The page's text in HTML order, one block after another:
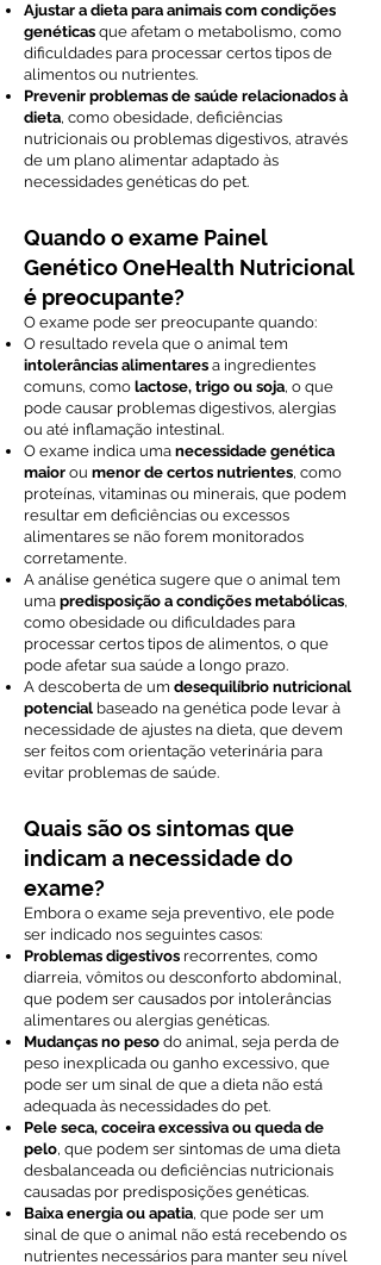
Ajustar a dieta para animais com condições
genéticas que afetam o metabolismo, como
dificuldades para processar certos tipos de
alimentos ou nutrientes.
Prevenir problemas de saúde relacionados à
dieta, como obesidade, deficiências
nutricionais ou problemas digestivos, através
de um plano alimentar adaptado às
necessidades genéticas do pet.
Quando o exame Painel
Genético OneHealth Nutricional
é preocupante?
O exame pode ser preocupante quando:
O resultado revela que o animal tem
intolerâncias alimentares a ingredientes
comuns, como lactose, trigo ou soja, o que
pode causar problemas digestivos, alergias
ou até inflamação intestinal.
O exame indica uma necessidade genética
maior ou menor de certos nutrientes, como
proteínas, vitaminas ou minerais, que podem
resultar em deficiências ou excessos
alimentares se não forem monitorados
corretamente.
A análise genética sugere que o animal tem
uma predisposição a condições metabólicas,
como obesidade ou dificuldades para
processar certos tipos de alimentos, o que
pode afetar sua saúde a longo prazo.
A descoberta de um desequilíbrio nutricional
potencial baseado na genética pode levar à
necessidade de ajustes na dieta, que devem
ser feitos com orientação veterinária para
evitar problemas de saúde.
Quais são os sintomas que
indicam a necessidade do
exame?
Embora o exame seja preventivo, ele pode
ser indicado nos seguintes casos:
Problemas digestivos recorrentes, como
diarreia, vômitos ou desconforto abdominal,
que podem ser causados por intolerâncias
alimentares ou alergias genéticas.
Mudanças no peso do animal, seja perda de
peso inexplicada ou ganho excessivo, que
pode ser um sinal de que a dieta não está
adequada às necessidades do pet.
Pele seca, coceira excessiva ou queda de
pelo, que podem ser sintomas de uma dieta
desbalanceada ou deficiências nutricionais
causadas por predisposições genéticas.
Baixa energia ou apatia, que pode ser um
sinal de que o animal não está recebendo os
nutrientes necessários para manter seu nível